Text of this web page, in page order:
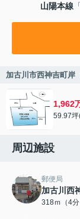
山陽本線 「
加古川市西神吉町岸
1,962
59.97
周辺施設
郵便局
加古川西
318ｍ（4分